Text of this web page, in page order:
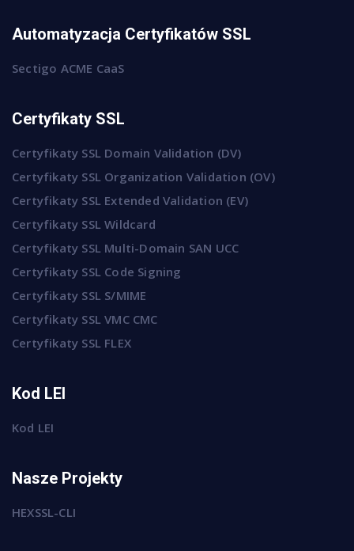
Automatyzacja Certyfikatów SSL
Sectigo ACME CaaS
Certyfikaty SSL
Certyfikaty SSL Domain Validation (DV)
Certyfikaty SSL Organization Validation (OV)
Certyfikaty SSL Extended Validation (EV)
Certyfikaty SSL Wildcard
Certyfikaty SSL Multi-Domain SAN UCC
Certyfikaty SSL Code Signing
Certyfikaty SSL S/MIME
Certyfikaty SSL VMC CMC
Certyfikaty SSL FLEX
Kod LEI
Kod LEI
Nasze Projekty
HEXSSL-CLI